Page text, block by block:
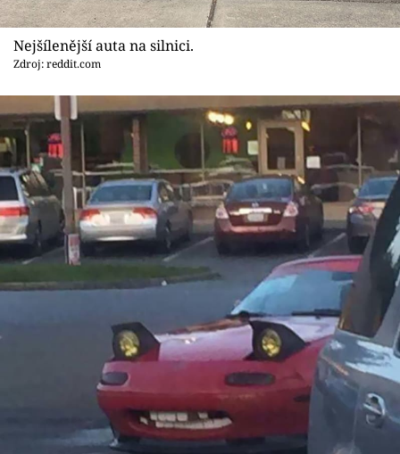
Videa
Sledujte prima+
Přihlášení
Sledujte nás
Nejšílenější auta na silnici.
Zdroj: reddit.com